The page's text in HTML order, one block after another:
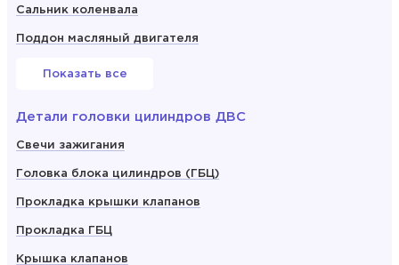
Сальник коленвала
Поддон масляный двигателя
Показать все
Детали головки цилиндров ДВС
Свечи зажигания
Головка блока цилиндров (ГБЦ)
Прокладка крышки клапанов
Прокладка ГБЦ
Крышка клапанов